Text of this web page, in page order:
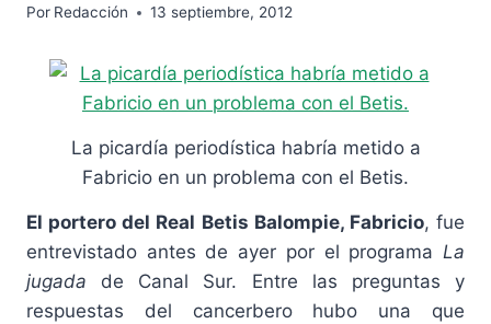
Por Redacción 13 septiembre, 2012
La picardía periodística habría metido a
Fabricio en un problema con el Betis.
El portero del Real Betis Balompie, Fabricio, fue
entrevistado antes de ayer por el programa La
jugada de Canal Sur. Entre las preguntas y
respuestas del cancerbero hubo una que